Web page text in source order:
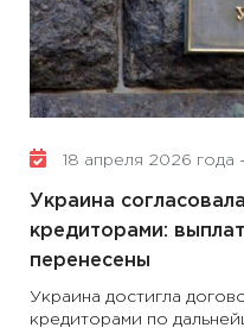
18 апреля 2026 года -
Украина
кредиторами:
перенесены
Украина достигла
кредиторами по